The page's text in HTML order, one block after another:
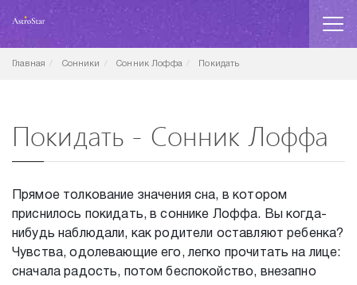
Главная Сонники Сонник Лоффа Покидать
Покидать - Сонник Лоффа
Прямое толкование значения сна, в котором
приснилось покидать, в соннике Лоффа. Вы когда-
нибудь наблюдали, как родители оставляют ребенка?
Чувства, одолевающие его, легко прочитать на лице:
сначала радость, потом беспокойство, внезапно